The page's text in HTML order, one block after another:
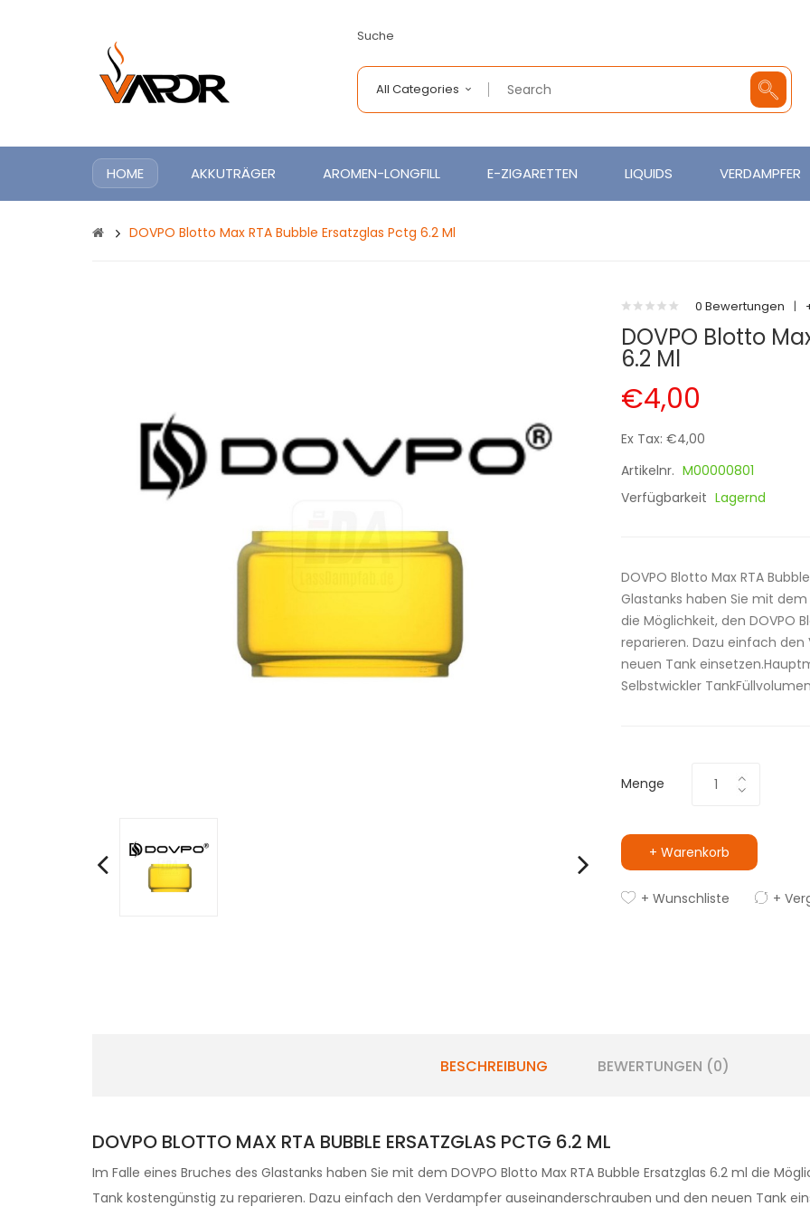
Suche
All Categories
HOME AKKUTRÄGER AROMEN-LONGFILL E-ZIGARETTEN LIQUIDS VERDAMPFER
DOVPO Blotto Max RTA Bubble Ersatzglas Pctg 6.2 Ml
0 Bewertungen |
DOVPO Blotto
6.2 Ml
€4,00
Ex Tax: €4,00
Artikelnr. M00000801
Verfügbarkeit Lagernd
DOVPO Blotto Max RTA
Glastanks haben Sie mit dem
die Möglichkeit, den DOVPO
reparieren. Dazu einfach
neuen Tank
Selbstwickler
Menge
+ Warenkorb
+ Wunschliste +
BESCHREIBUNG BEWERTUNGEN (0)
DOVPO BLOTTO MAX RTA BUBBLE ERSATZGLAS PCTG 6.2 ML
Im Falle eines Bruches des Glastanks haben Sie mit dem DOVPO Blotto Max RTA Bubble Ersatzglas 6.2 ml die
Tank kostengünstig zu reparieren. Dazu einfach den Verdampfer auseinanderschrauben und den neuen Tank